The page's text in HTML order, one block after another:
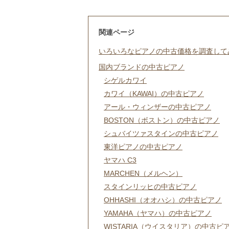
関連ページ
いろいろなピアノの中古価格を調査して
国内ブランドの中古ピアノ
シゲルカワイ
カワイ（KAWAI）の中古ピアノ
アール・ウィンザーの中古ピアノ
BOSTON（ボストン）の中古ピアノ
シュバイツァスタインの中古ピアノ
東洋ピアノの中古ピアノ
ヤマハ C3
MARCHEN（メルヘン）
スタインリッヒの中古ピアノ
OHHASHI（オオハシ）の中古ピアノ
YAMAHA（ヤマハ）の中古ピアノ
WISTARIA（ウイスタリア）の中古ピ